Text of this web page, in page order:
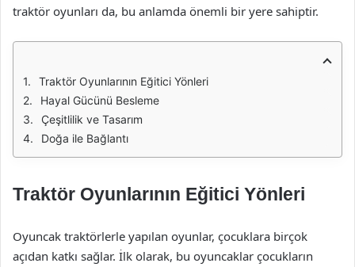
traktör oyunları da, bu anlamda önemli bir yere sahiptir.
Traktör Oyunlarının Eğitici Yönleri
Hayal Gücünü Besleme
Çeşitlilik ve Tasarım
Doğa ile Bağlantı
Traktör Oyunlarının Eğitici Yönleri
Oyuncak traktörlerle yapılan oyunlar, çocuklara birçok
açıdan katkı sağlar. İlk olarak, bu oyuncaklar çocukların